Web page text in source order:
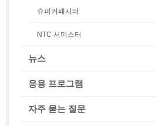
슈퍼커패시터
NTC 서미스터
뉴스
응용 프로그램
자주 묻는 질문